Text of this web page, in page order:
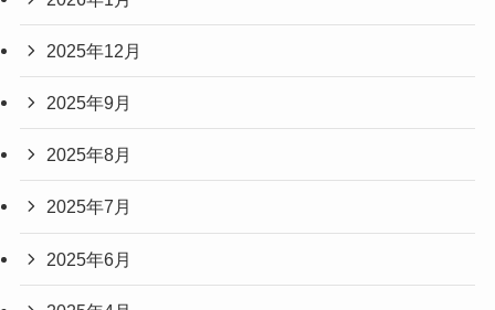
アーカイブ
2026年1月
2025年12月
2025年9月